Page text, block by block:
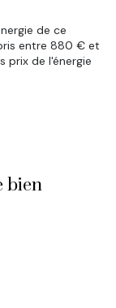
de ce
entre 880 € et
prix de l'énergie
bien